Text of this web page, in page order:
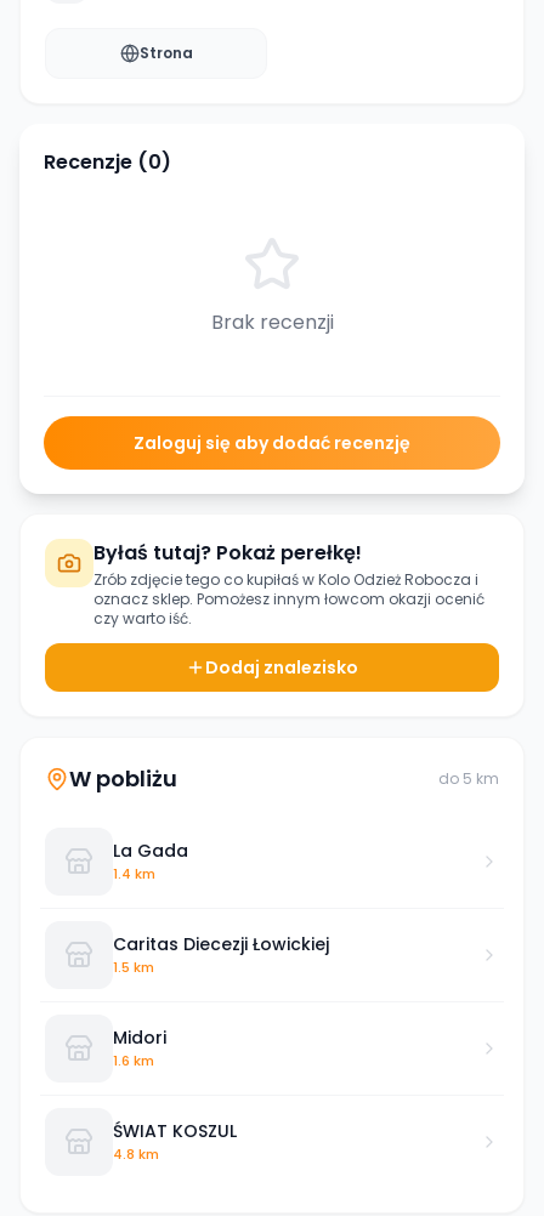
Strona
Recenzje (0)
Brak recenzji
Zaloguj się aby dodać recenzję
Byłaś tutaj? Pokaż perełkę!
Zrób zdjęcie tego co kupiłaś wKolo Odzież Robocza i
oznacz sklep. Pomożesz innym łowcom okazji ocenić
czy warto iść.
Dodaj znalezisko
W pobliżu do 5 km
La Gada
1.4 km
Caritas Diecezji Łowickiej
1.5 km
Midori
1.6 km
ŚWIAT KOSZUL
4.8 km